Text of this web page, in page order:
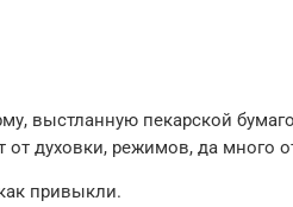
выстланную пекарской
от духовки, режимов, да много
привыкли.